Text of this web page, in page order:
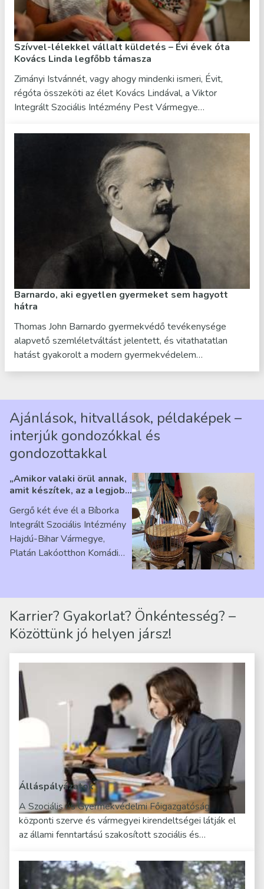
Szívvel-lélekkel vállalt küldetés – Évi évek óta
Kovács Linda legfőbb támasza
Zimányi Istvánnét, vagy ahogy mindenki ismeri, Évit,
régóta összeköti az élet Kovács Lindával, a Viktor
Integrált Szociális Intézmény Pest Vármegye…
Barnardo, aki egyetlen gyermeket sem hagyott
hátra
Thomas John Barnardo gyermekvédő tevékenysége
alapvető szemléletváltást jelentett, és vitathatatlan
hatást gyakorolt a modern gyermekvédelem…
Ajánlások, hitvallások, példaképek –
interjúk gondozókkal és
gondozottakkal
„Amikor valaki örül annak,
amit készítek, az a legjobb
Ribárszky Gergő ellátottal
Gergő két éve él a Bíborka
Integrált Szociális Intézmény
Hajdú-Bihar Vármegye,
Platán Lakóotthon Komádi
Karrier? Gyakorlat? Önkéntesség? –
Közöttünk jó helyen jársz!
Álláspályázatok
A Szociális és Gyermekvédelmi Főigazgatóság
központi szerve és vármegyei kirendeltségei látják el
az állami fenntartású szakosított szociális és…